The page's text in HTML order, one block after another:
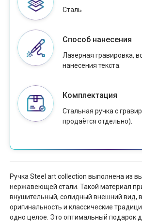
Сталь
Способ нанесения
Лазерная гравировка,
нанесения текста.
Комплектация
Стальная ручка с
продаётся отдельно).
Ручка Steel art collection выполнена из
нержавеющей стали. Такой материал
внушительный, солидный внешний вид,
оригинальность и классические
одно целое. Это оптимальный подарок